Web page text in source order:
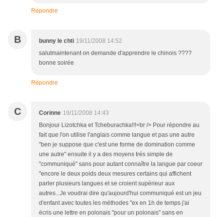
Répondre
B bunny le chti 19/11/2008 14:52
salutmaintenant on demande d'apprendre le chinois ????
bonne soirée
Répondre
C Corinne 19/11/2008 14:43
Bonjour Lizotchka et Tcheburachka!!!<br /> Pour répondre au
fait que l'on utilise l'anglais comme langue et pas une autre
"ben je suppose que c'est une forme de domination comme
une autre" ensuite il y a des moyens trés simple de
"communiqué" sans pour autant connaître la langue par coeur
"encore le deux poids deux mesures certains qui affichent
parler plusieurs langues et se croient supérieur aux
autres...Je voudrai dire qu'aujourd'hui communiqué est un jeu
d'enfant avec toutes les méthodes "ex en 1h de temps j'ai
écris une lettre en polonais "pour un polonais" sans en